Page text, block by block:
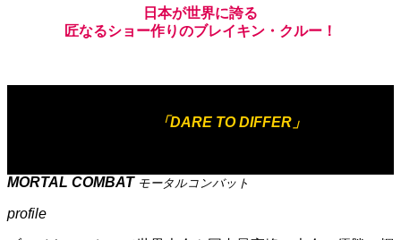
日本が世界に誇る
匠なるショー作りのブレイキン ・ クルー！
「DARE TO DIFFER」
MORTAL COMBAT モータルコンバット
profile